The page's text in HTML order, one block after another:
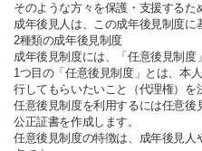
そのような方々を保護・支援する
成年後見人は、この成年後見制度に
2種類の成年後見制度
成年後見制度には、「任意後見制
1つ目の「任意後見制度」とは、本
行してもらいたいこと（代理権）を
任意後見制度を利用するには任意
公正証書を作成します。
任意後見制度の特徴は、成年後見